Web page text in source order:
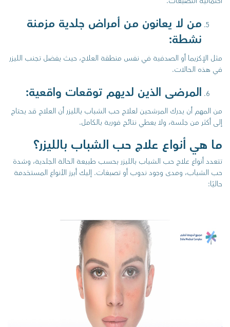
من لا يعانون من أمراض جلدية مزمنة
نشطة:
مثل الإكزيما أو الصدفية في نفس منطقة العلاج، حيث يفضل تجنب الليزر
في هذه الحالات.
المرضى الذين لديهم توقعات واقعية:
من المهم أن يدرك المرشحين لعلاج حب الشباب بالليزر أن العلاج قد يحتاج
إلى أكثر من جلسة، ولا يعطي نتائج فورية بالكامل.
ما هي أنواع علاج حب الشباب بالليزر؟
تتعدد أنواع علاج حب الشباب بالليزر بحسب طبيعة الحالة الجلدية، وشدة
حب الشباب، ومدى وجود ندوب أو تصبغات. إليك أبرز الأنواع المستخدمة
حاليًا: